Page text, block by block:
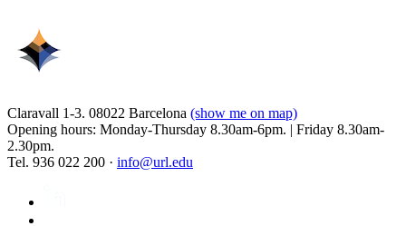
Claravall 1-3. 08022 Barcelona (show me on map)
Opening hours: Monday-Thursday 8.30am-6pm. | Friday 8.30am-
2.30pm.
Tel. 936 022 200 · info@url.edu